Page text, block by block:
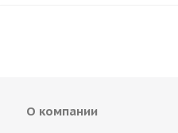
О компании